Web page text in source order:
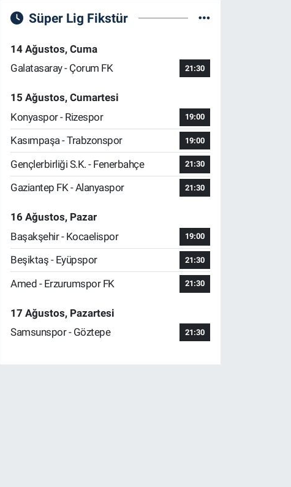
Süper Lig Fikstür
14 Ağustos, Cuma
Galatasaray - Çorum FK
21:30
15 Ağustos, Cumartesi
Konyaspor - Rizespor
19:00
Kasımpaşa - Trabzonspor 19:00
Gençlerbirliği S.K. - Fenerbahçe 21:30
Gaziantep FK - Alanyaspor 21:30
16 Ağustos, Pazar
Başakşehir - Kocaelispor
19:00
Beşiktaş - Eyüpspor 21:30
Amed - Erzurumspor FK 21:30
17 Ağustos, Pazartesi
Samsunspor - Göztepe
21:30